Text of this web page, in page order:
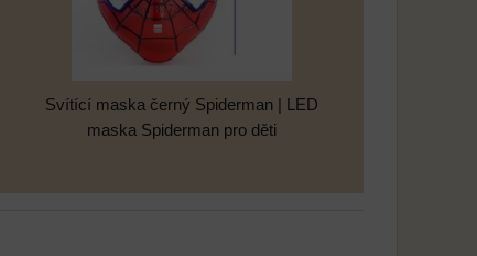
Svítící maska černý Spiderman | LED
maska Spiderman pro děti